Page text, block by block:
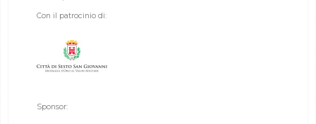
Con il patrocinio di:
Sponsor: